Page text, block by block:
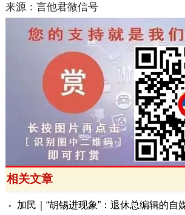
来源：言他君微信号
相关文章